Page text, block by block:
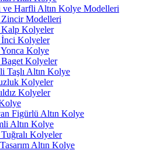
ve Harfli Altın Kolye Modelleri
Zincir Modelleri
Kalp Kolyeler
İnci Kolyeler
Yonca Kolye
Baget Kolyeler
Taşlı Altın Kolye
Kolyeler
Kolyeler
Figürlü Altın Kolye
Altın Kolye
Kolyeler
Altın Kolye